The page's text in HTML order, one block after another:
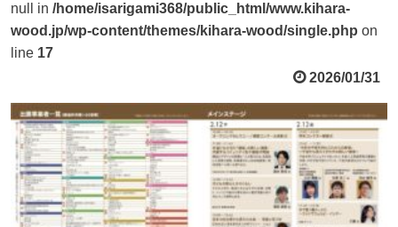
null in /home/isarigami368/public_html/www.kihara-
wood.jp/wp-content/themes/kihara-wood/single.php on
line 17
2026/01/31